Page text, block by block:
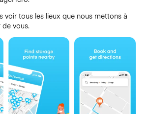
voir tous les lieux que nous mettons à
vous.